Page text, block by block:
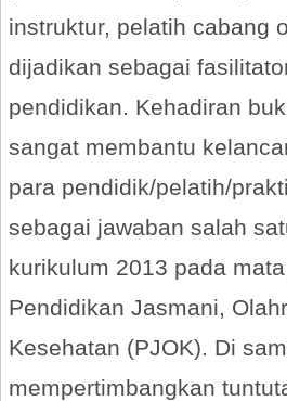
instruktur, pelatih cabang
dijadikan sebagai
pendidikan. Kehadiran
sangat membantu
para pendidik/pelatih/
sebagai jawaban salah
kurikulum 2013 pada
Pendidikan Jasmani,
Kesehatan (PJOK). Di
mempertimbangkan